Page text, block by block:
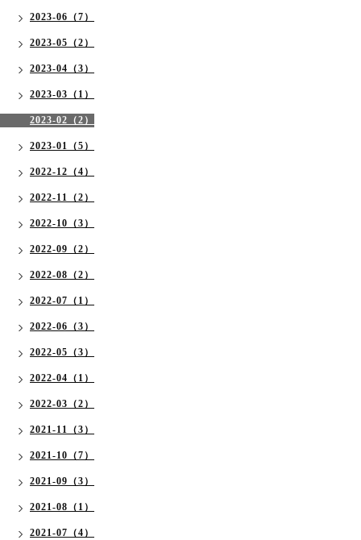
2023-06（7）
2023-05（2）
2023-04（3）
2023-03（1）
2023-02（2）
2023-01（5）
2022-12（4）
2022-11（2）
2022-10（3）
2022-09（2）
2022-08（2）
2022-07（1）
2022-06（3）
2022-05（3）
2022-04（1）
2022-03（2）
2021-11（3）
2021-10（7）
2021-09（3）
2021-08（1）
2021-07（4）